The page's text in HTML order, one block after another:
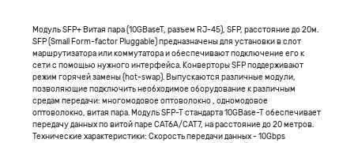
Модуль SFP+ Витая пара (10GBaseT, разъем RJ-45), SFP, расстояние до 20м.
SFP (Small Form-factor Pluggable) предназначены для установки в слот
маршрутизатора или коммутатора и обеспечивают подключение его к
сети с помощью нужного интерфейса. Конверторы SFP поддерживают
режим горячей замены (hot-swap). Выпускаются различные модули,
позволяющие подключить необходимое оборудование к различным
средам передачи: многомодовое оптоволокно , одномодовое
оптоволокно, витая пара. Модуль SFP-T стандарта 10GBase-T обеспечивает
передачу данных по витой паре CAT6A/CAT7, на расстояние до 20 метров.
Технические характеристики: Скорость передачи данных - 10Gbps